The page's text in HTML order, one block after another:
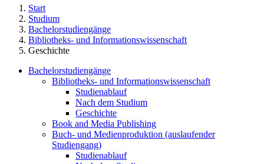
Start
Studium
Bachelorstudiengänge
Bibliotheks- und Informationswissenschaft
Geschichte
Bachelorstudiengänge
Bibliotheks- und Informationswissenschaft
Studienablauf
Nach dem Studium
Geschichte
Book and Media Publishing
Buch- und Medienproduktion (auslaufender
Studiengang)
Studienablauf